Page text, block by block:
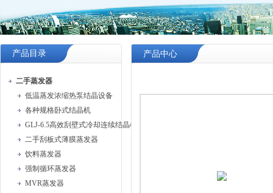
产品目录
二手蒸发器
低温蒸发浓缩热泵结晶设备
各种规格卧式结晶机
GLJ-6.5高效刮壁式冷却连续结晶机
二手刮板式薄膜蒸发器
饮料蒸发器
强制循环蒸发器
MVR蒸发器
产品中心